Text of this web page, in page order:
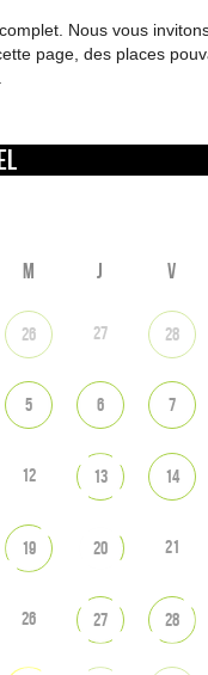
Nous vous
page, des places
M J V
26 27 28
5 6 7
12 13 14
19 20 21
26 27 28